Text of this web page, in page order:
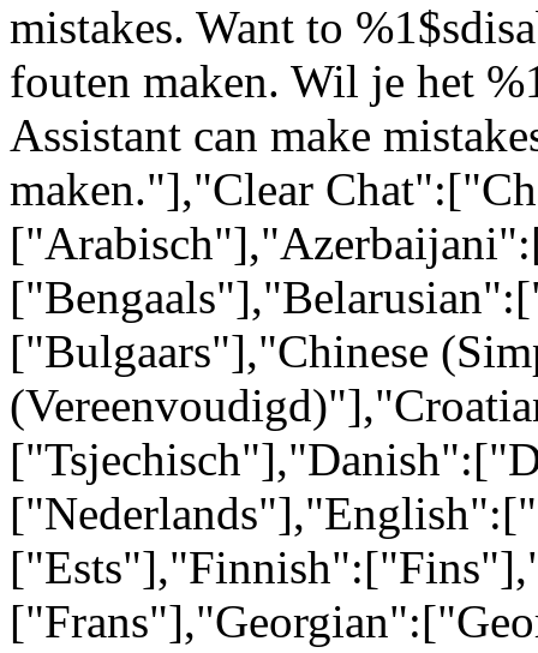
mistakes. Want to
fouten maken. Wil je het
Assistant can make
maken."],"Clear
["Bulgaars"],"Chinese